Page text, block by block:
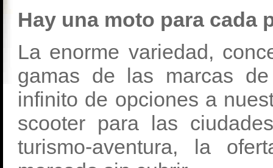
Hay una moto para cada
La enorme variedad,
gamas de las marcas
infinito de opciones a
scooter para las
turismo-aventura, la